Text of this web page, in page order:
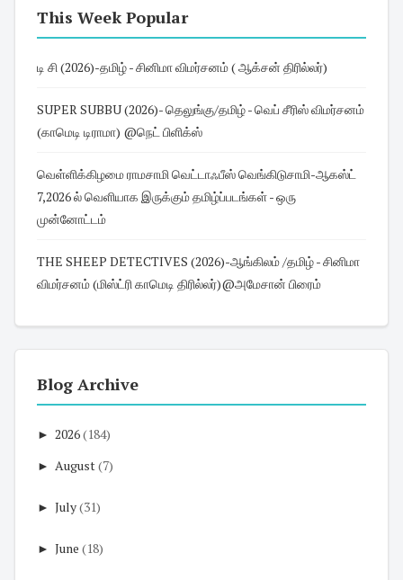
This Week Popular
டி சி (2026)-தமிழ் - சினிமா விமர்சனம் ( ஆக்சன் திரில்லர்)
SUPER SUBBU (2026)- தெலுங்கு/தமிழ் - வெப் சீரிஸ் விமர்சனம்
(காமெடி டிராமா) @நெட் பிளிக்ஸ்
வெள்ளிக்கிழமை ராமசாமி வெட்டாஃபீஸ் வெங்கிடுசாமி-ஆகஸ்ட்
7,2026 ல் வெளியாக இருக்கும் தமிழ்ப்படங்கள் - ஒரு
முன்னோட்டம்
THE SHEEP DETECTIVES (2026)-ஆங்கிலம் /தமிழ் - சினிமா
விமர்சனம் (மிஸ்ட்ரி காமெடி திரில்லர்)@அமேசான் பிரைம்
Blog Archive
► 2026(184)
► August(7)
► July(31)
► June (18)